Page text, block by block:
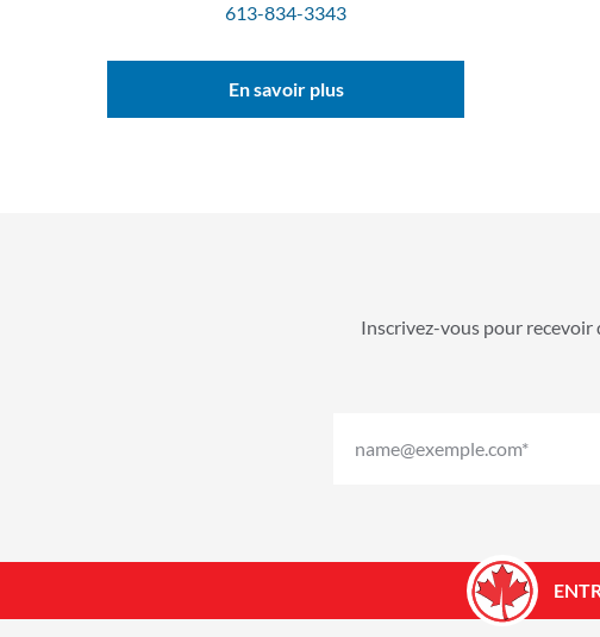
613-834-3343
En savoir plus
Inscrivez-vous pour recevoir